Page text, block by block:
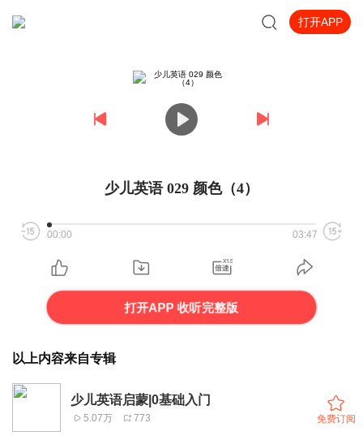
打开APP
少儿英语 029 颜色（4）
00:00 03:47
打开APP 收听完整版
以上内容来自专辑
少儿英语启蒙|0基础入门
5.07万 773 免费订阅